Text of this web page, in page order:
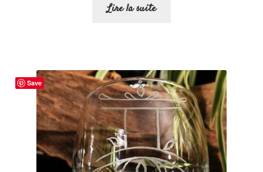
Lire la suite
Save